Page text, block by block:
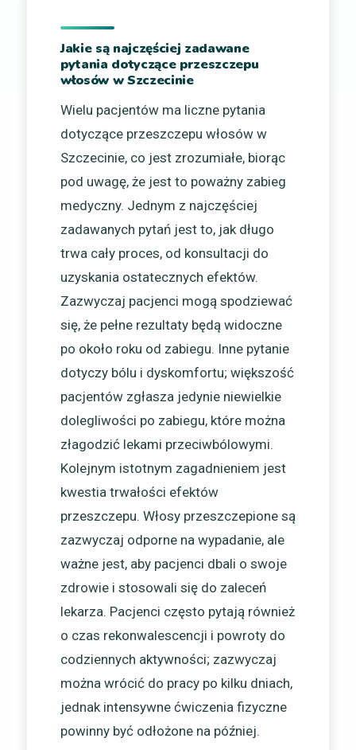
Jakie są najczęściej zadawane
pytania dotyczące przeszczepu
włosów w Szczecinie
Wielu pacjentów ma liczne pytania
dotyczące przeszczepu włosów w
Szczecinie, co jest zrozumiałe, biorąc
pod uwagę, że jest to poważny zabieg
medyczny. Jednym z najczęściej
zadawanych pytań jest to, jak długo
trwa cały proces, od konsultacji do
uzyskania ostatecznych efektów.
Zazwyczaj pacjenci mogą spodziewać
się, że pełne rezultaty będą widoczne
po około roku od zabiegu. Inne pytanie
dotyczy bólu i dyskomfortu; większość
pacjentów zgłasza jedynie niewielkie
dolegliwości po zabiegu, które można
złagodzić lekami przeciwbólowymi.
Kolejnym istotnym zagadnieniem jest
kwestia trwałości efektów
przeszczepu. Włosy przeszczepione są
zazwyczaj odporne na wypadanie, ale
ważne jest, aby pacjenci dbali o swoje
zdrowie i stosowali się do zaleceń
lekarza. Pacjenci często pytają również
o czas rekonwalescencji i powroty do
codziennych aktywności; zazwyczaj
można wrócić do pracy po kilku dniach,
jednak intensywne ćwiczenia fizyczne
powinny być odłożone na później.